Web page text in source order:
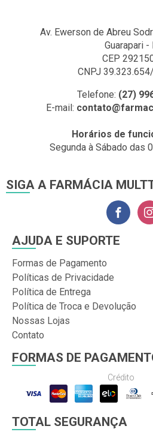
Av. Ewerson de Abreu
Guarapari -
CEP
CNPJ
Telefone: (27)
E-mail:
Horários de
Segunda à Sábado das
SIGA A FARMÁCIA
AJUDA E SUPORTE
Formas de Pagamento
Políticas de Privacidade
Política de Entrega
Política de Troca e Devolução
Nossas Lojas
Contato
FORMAS DE
Crédito
TOTAL SEGURANÇA